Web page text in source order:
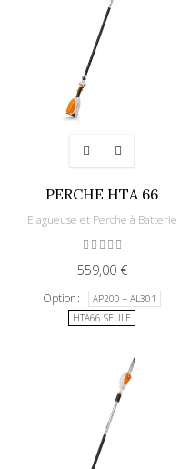
PERCHE HTA 66
Elagueuse et Perche à Batterie
559,00 €
Option
AP200 + AL301
HTA66 SEULE